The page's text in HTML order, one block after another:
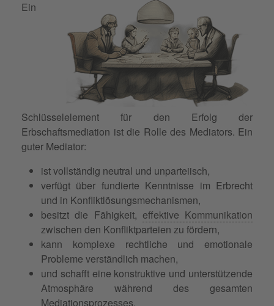
Ein
Schlüsselelement für den Erfolg der
Erbschaftsmediation ist die Rolle des Mediators. Ein
guter Mediator:
ist vollständig neutral und unparteiisch,
verfügt über fundierte Kenntnisse im Erbrecht
und in Konfliktlösungsmechanismen,
besitzt die Fähigkeit, effektive Kommunikation
zwischen den Konfliktparteien zu fördern,
kann komplexe rechtliche und emotionale
Probleme verständlich machen,
und schafft eine konstruktive und unterstützende
Atmosphäre während des gesamten
Mediationsprozesses.